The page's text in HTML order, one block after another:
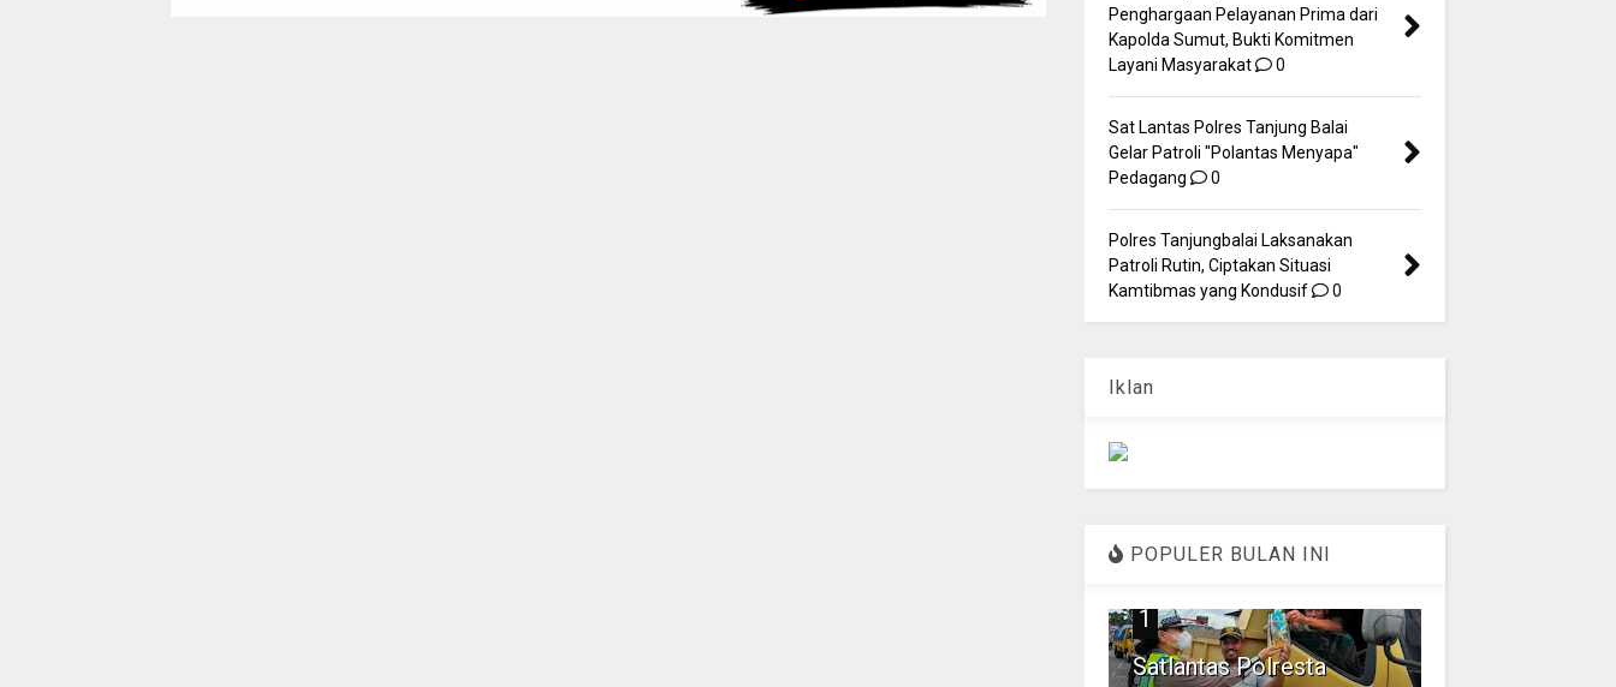
Penghargaan Pelayanan Prima dari
Kapolda Sumut, Bukti Komitmen
Layani Masyarakat
0
Sat Lantas Polres Tanjung Balai
Gelar Patroli "Polantas Menyapa"
Pedagang
0
Polres Tanjungbalai Laksanakan
Patroli Rutin, Ciptakan Situasi
Kamtibmas yang Kondusif
0
Iklan
POPULER BULAN INI
1
Satlantas Polresta